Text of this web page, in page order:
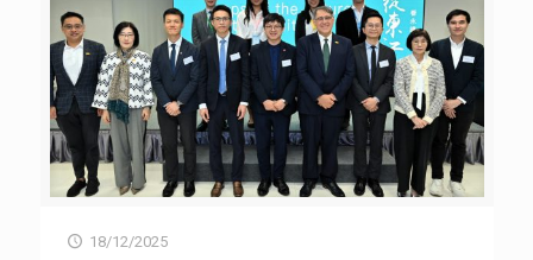
18/12/2025